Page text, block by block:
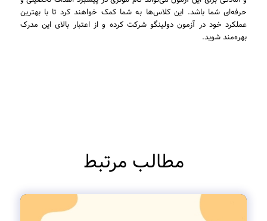
حرفه‌ای شما باشد. این کلاس‌ها به شما کمک خواهند کرد تا با بهترین
عملکرد خود در آزمون دولینگو شرکت کرده و از اعتبار بالای این مدرک
بهره‌مند شوید.
مطالب مرتبط